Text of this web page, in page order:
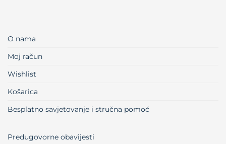
O nama
Moj račun
Wishlist
Košarica
Besplatno savjetovanje i stručna pomoć
Predugovorne obavijesti